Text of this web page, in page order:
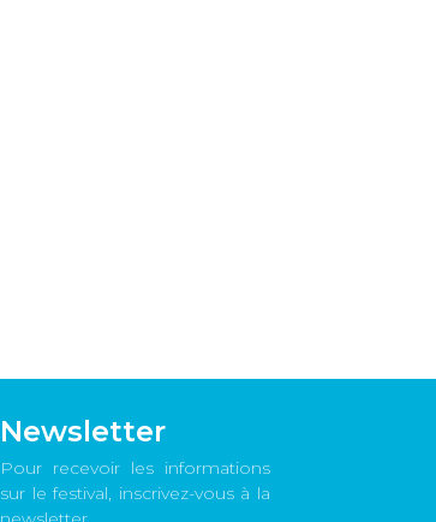
Newsletter
Pour recevoir les informations
sur le festival, inscrivez-vous à la